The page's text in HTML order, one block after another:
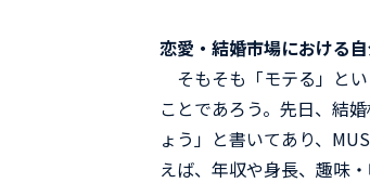
恋愛・結婚市場における
そもそも「モテる」と
ことであろう。先日、結
ょう」と書いてあり、
えば、年収や身長、趣味